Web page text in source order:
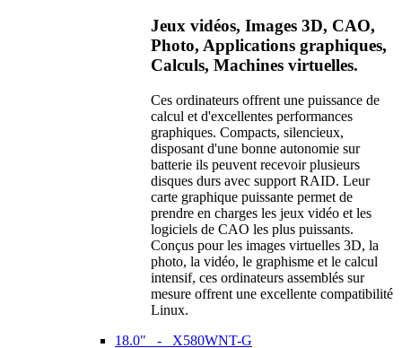
Jeux vidéos, Images 3D, CAO,
Photo, Applications graphiques,
Calculs, Machines virtuelles.
Ces ordinateurs offrent une puissance de
calcul et d'excellentes performances
graphiques. Compacts, silencieux,
disposant d'une bonne autonomie sur
batterie ils peuvent recevoir plusieurs
disques durs avec support RAID. Leur
carte graphique puissante permet de
prendre en charges les jeux vidéo et les
logiciels de CAO les plus puissants.
Conçus pour les images virtuelles 3D, la
photo, la vidéo, le graphisme et le calcul
intensif, ces ordinateurs assemblés sur
mesure offrent une excellente compatibilité
Linux.
18.0" - X580WNT-G